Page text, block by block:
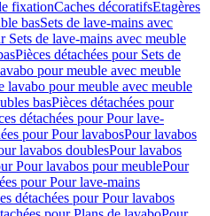
fixationCaches décoratifsEtagères
basSets de lave-mains avec
Sets de lave-mains avec meuble
Pièces détachées pour Sets de
pour meuble avec meuble
lavabo pour meuble avec meuble
basPièces détachées pour
détachées pour Pour lave-
pour Pour lavabosPour lavabos
lavabos doublesPour lavabos
Pour lavabos pour meublePour
pour Pour lave-mains
détachées pour Pour lavabos